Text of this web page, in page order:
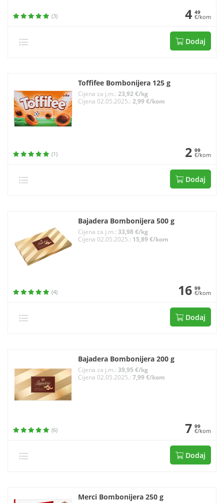
(3) 4 49
€/kom
Dodaj
Toffifee Bombonijera 125 g
Cijena za j.m.: 23,92 €/kg
Cijena 02.05.2025.: 2,99 €/kom
(1) 2 99
€/kom
Dodaj
Bajadera Bombonijera 500 g
Cijena za j.m.: 33,98 €/kg
Cijena 02.05.2025.: 15,89 €/kom
(4) 16 99
€/kom
Dodaj
Bajadera Bombonijera 200 g
Cijena za j.m.: 39,95 €/kg
Cijena 02.05.2025.: 7,99 €/kom
(6) 7 99
€/kom
Dodaj
Merci Bombonijera 250 g